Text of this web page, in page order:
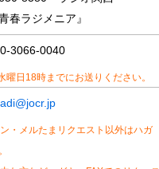
青春ラジメニア』
3066-0040
曜日18時までにお送りください。
・メルたまリクエスト以外はハガ